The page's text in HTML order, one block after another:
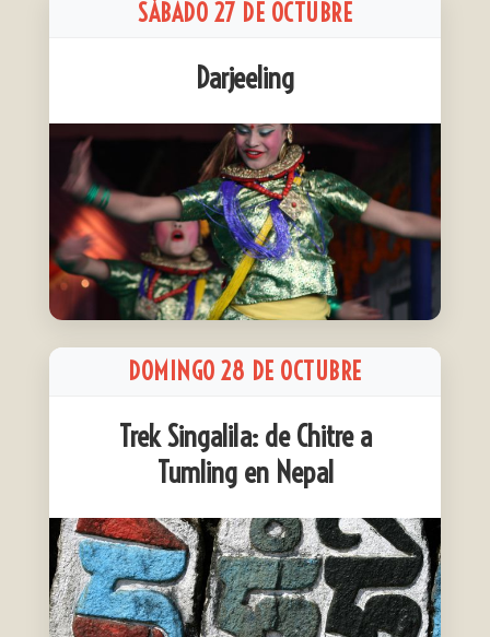
SÁBADO 27 DE OCTUBRE
Darjeeling
DOMINGO 28 DE OCTUBRE
Trek Singalila: de Chitre a
Tumling en Nepal